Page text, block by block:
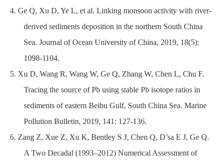
4. Ge Q, Xu D, Ye L, et al. Linking monsoon activity with river-
derived sediments deposition in the northern South China
Sea. Journal of Ocean University of China, 2019, 18(5):
1098-1104.
5. Xu D, Wang R, Wang W, Ge Q, Zhang W, Chen L, Chu F.
Tracing the source of Pb using stable Pb isotope ratios in
sediments of eastern Beibu Gulf, South China Sea. Marine
Pollution Bulletin, 2019, 141: 127-136.
6. Zang Z, Xue Z, Xu K, Bentley S J, Chen Q, D’sa E J, Ge Q.
A Two Decadal (1993–2012) Numerical Assessment of